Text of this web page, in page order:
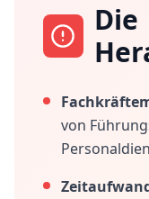
Die
von